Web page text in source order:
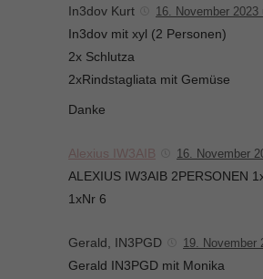
In3dov Kurt 16. November 2023
In3dov mit xyl (2 Personen)
2x Schlutza
2xRindstagliata mit Gemüse
Danke
Alexius IW3AIB 16. November
ALEXIUS IW3AIB 2PERSONEN
1xNr 6
Gerald, IN3PGD 19. November
Gerald IN3PGD mit Monika